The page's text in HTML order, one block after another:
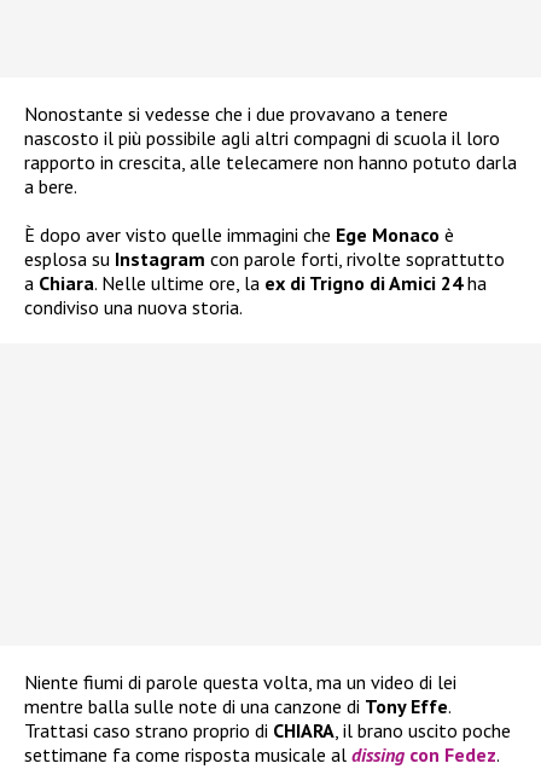
Nonostante si vedesse che i due provavano a tenere
nascosto il più possibile agli altri compagni di scuola il loro
rapporto in crescita, alle telecamere non hanno potuto darla
a bere.
È dopo aver visto quelle immagini che Ege Monaco è
esplosa su Instagram con parole forti, rivolte soprattutto
a Chiara. Nelle ultime ore, la ex di Trigno di Amici 24ha
condiviso una nuova storia.
Niente fiumi di parole questa volta, ma un video di lei
mentre balla sulle note di una canzone di Tony Effe.
Trattasi caso strano proprio di CHIARA, il brano uscito poche
settimane fa come risposta musicale al dissing con Fedez.